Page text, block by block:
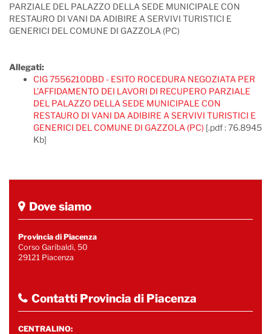
PARZIALE DEL PALAZZO DELLA SEDE MUNICIPALE CON
RESTAURO DI VANI DA ADIBIRE A SERVIVI TURISTICI E
GENERICI DEL COMUNE DI GAZZOLA (PC)
Allegati:
CIG 7556210DBD - ESITO ROCEDURA NEGOZIATA PER
L'AFFIDAMENTO DEI LAVORI DI RECUPERO PARZIALE
DEL PALAZZO DELLA SEDE MUNICIPALE CON
RESTAURO DI VANI DA ADIBIRE A SERVIVI TURISTICI E
GENERICI DEL COMUNE DI GAZZOLA (PC) [.pdf : 76.8945
Kb]
Dove siamo
Provincia di Piacenza
Corso Garibaldi, 50
29121 Piacenza
Contatti Provincia di Piacenza
CENTRALINO: